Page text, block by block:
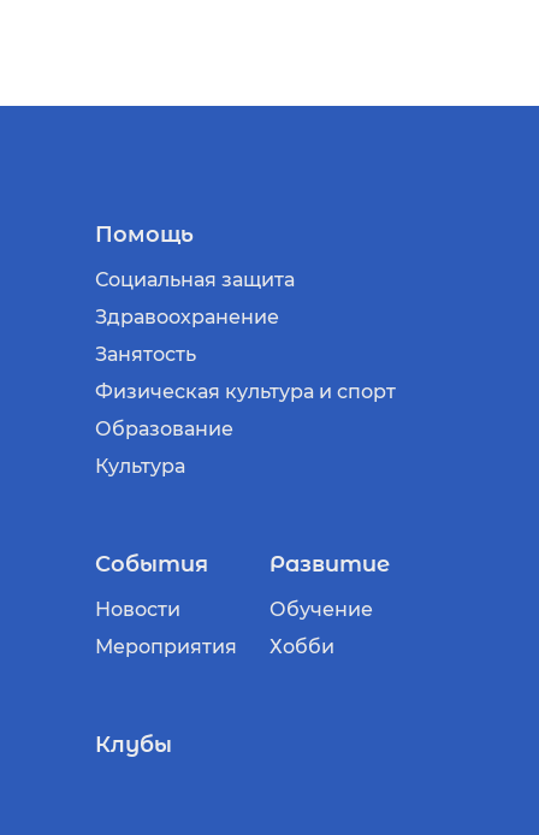
Помощь
Социальная защита
Здравоохранение
Занятость
Физическая культура и спорт
Образование
Культура
События
Новости
Мероприятия
Развитие
Обучение
Хобби
Клубы